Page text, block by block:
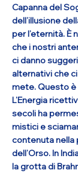
Capanna del
dell’illusione
per l’eternità. È
che i nostri
ci danno
alternativi che
mete. Questo è
L’Energia
secoli ha
mistici e
contenuta nella
dell’Orso. In
la grotta di